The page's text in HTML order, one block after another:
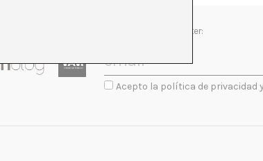
Newsletter:
Acepto la política de privacidad